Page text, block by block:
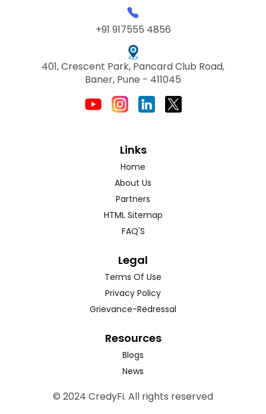
+91 917555 4856
401, Crescent Park, Pancard Club Road,
Baner, Pune - 411045
Links
Home
About Us
Partners
HTML Sitemap
FAQ'S
Legal
Terms Of Use
Privacy Policy
Grievance-Redressal
Resources
Blogs
News
© 2024 CredyFi. All rights reserved